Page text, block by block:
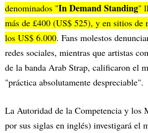
denominados "In Demand Standing"
más de £400 (US$ 525), y en sitios de
los US$ 6.000. Fans molestos
redes sociales, mientras que artistas
de la banda Arab Strap, calificaron el
"práctica absolutamente despreciable".
La Autoridad de la Competencia y los
por sus siglas en inglés) investigará el